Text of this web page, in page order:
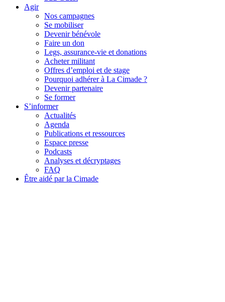
Agir
Nos campagnes
Se mobiliser
Devenir bénévole
Faire un don
Legs, assurance-vie et donations
Acheter militant
Offres d’emploi et de stage
Pourquoi adhérer à La Cimade ?
Devenir partenaire
Se former
S’informer
Actualités
Agenda
Publications et ressources
Espace presse
Podcasts
Analyses et décryptages
FAQ
Être aidé par la Cimade